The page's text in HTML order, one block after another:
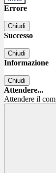
Errore
Chiudi
Successo
Chiudi
Informazione
Chiudi
Attendere...
Attendere il